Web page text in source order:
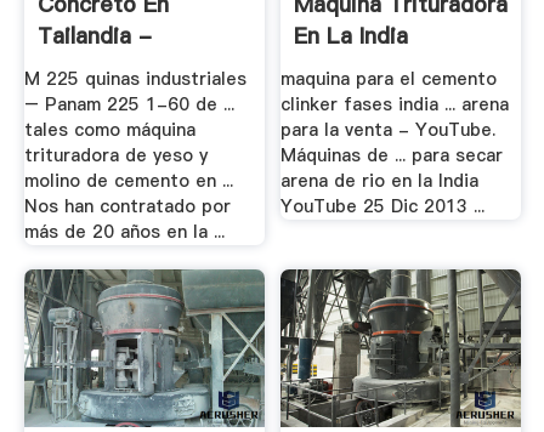
Tailandia -
Trituradora .
M 225 quinas industriales
– Panam 225 1-60 de ...
tales como máquina
trituradora de yeso y
molino de cemento en ...
Nos han contratado por
más de 20 años en la ...
En La India
maquina para el cemento
clinker fases india ... arena
para la venta - YouTube.
Máquinas de ... para secar
arena de rio en la India
YouTube 25 Dic 2013 ...